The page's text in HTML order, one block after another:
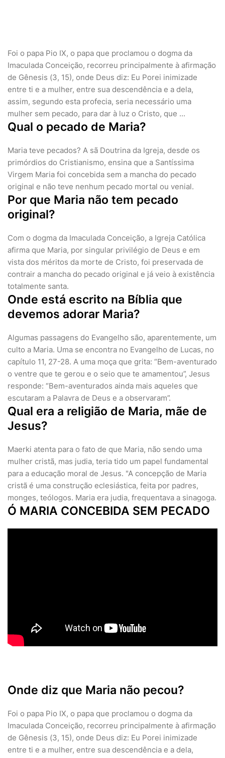
Foi o papa Pio IX, o papa que proclamou o dogma da
Imaculada Conceição, recorreu principalmente à afirmação
de Gênesis (3, 15), onde Deus diz: Eu Porei inimizade
entre ti e a mulher, entre sua descendência e a dela,
assim, segundo esta profecia, seria necessário uma
mulher sem pecado, para dar à luz o Cristo, que ...
Qual o pecado de Maria?
Maria teve pecados? A sã Doutrina da Igreja, desde os
primórdios do Cristianismo, ensina que a Santíssima
Virgem Maria foi concebida sem a mancha do pecado
original e não teve nenhum pecado mortal ou venial.
Por que Maria não tem pecado
original?
Com o dogma da Imaculada Conceição, a Igreja Católica
afirma que Maria, por singular privilégio de Deus e em
vista dos méritos da morte de Cristo, foi preservada de
contrair a mancha do pecado original e já veio à existência
totalmente santa.
Onde está escrito na Bíblia que
devemos adorar Maria?
Algumas passagens do Evangelho são, aparentemente, um
culto a Maria. Uma se encontra no Evangelho de Lucas, no
capítulo 11, 27-28. A uma moça que grita: “Bem-aventurado
o ventre que te gerou e o seio que te amamentou”, Jesus
responde: “Bem-aventurados ainda mais aqueles que
escutaram a Palavra de Deus e a observaram”.
Qual era a religião de Maria, mãe de
Jesus?
Maerki atenta para o fato de que Maria, não sendo uma
mulher cristã, mas judia, teria tido um papel fundamental
para a educação moral de Jesus. "A concepção de Maria
cristã é uma construção eclesiástica, feita por padres,
monges, teólogos. Maria era judia, frequentava a sinagoga.
Ó MARIA CONCEBIDA SEM PECADO
Onde diz que Maria não pecou?
Foi o papa Pio IX, o papa que proclamou o dogma da
Imaculada Conceição, recorreu principalmente à afirmação
de Gênesis (3, 15), onde Deus diz: Eu Porei inimizade
entre ti e a mulher, entre sua descendência e a dela,